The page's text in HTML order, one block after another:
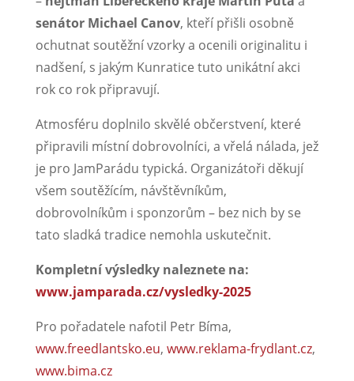
senátor Michael Canov, kteří přišli osobně
ochutnat soutěžní vzorky a ocenili originalitu i
nadšení, s jakým Kunratice tuto unikátní akci
rok co rok připravují.
Atmosféru doplnilo skvělé občerstvení, které
připravili místní dobrovolníci, a vřelá nálada, jež
je pro JamParádu typická. Organizátoři děkují
všem soutěžícím, návštěvníkům,
dobrovolníkům i sponzorům – bez nich by se
tato sladká tradice nemohla uskutečnit.
Kompletní výsledky naleznete na:
www.jamparada.cz/vysledky-2025
Pro pořadatele nafotil Petr Bíma,
www.freedlantsko.eu, www.reklama-frydlant.cz,
www.bima.cz